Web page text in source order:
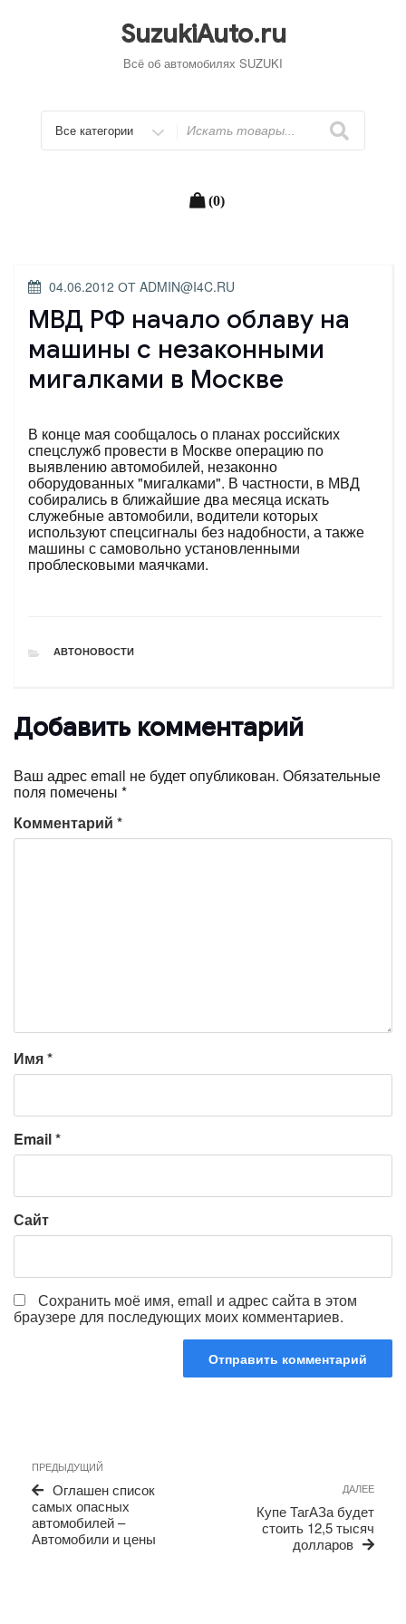
SuzukiAuto.ru
Всё об автомобилях SUZUKI
Искать
(0)
ОПУБЛИКОВАНО
04.06.2012 ОТ ADMIN@I4C.RU
МВД РФ начало облаву на
машины с незаконными
мигалками в Москве
В конце мая сообщалось о планах российских
спецслужб провести в Москве операцию по
выявлению автомобилей, незаконно
оборудованных "мигалками". В частности, в МВД
собирались в ближайшие два месяца искать
служебные автомобили, водители которых
используют спецсигналы без надобности, а также
машины с самовольно установленными
проблесковыми маячками.
РУБРИКИ
АВТОНОВОСТИ
Добавить комментарий
Ваш адрес email не будет опубликован. Обязательные
поля помечены *
Комментарий *
Имя*
Email*
Сайт
Сохранить моё имя, email и адрес сайта в этом
браузере для последующих моих комментариев.
по
записям
Предыдущая
запись
ПРЕДЫДУЩИЙ
Оглашен список
самых опасных
автомобилей –
Автомобили и цены
ДАЛЕЕ
Купе ТагАЗа будет
стоить 12,5 тысяч
долларов